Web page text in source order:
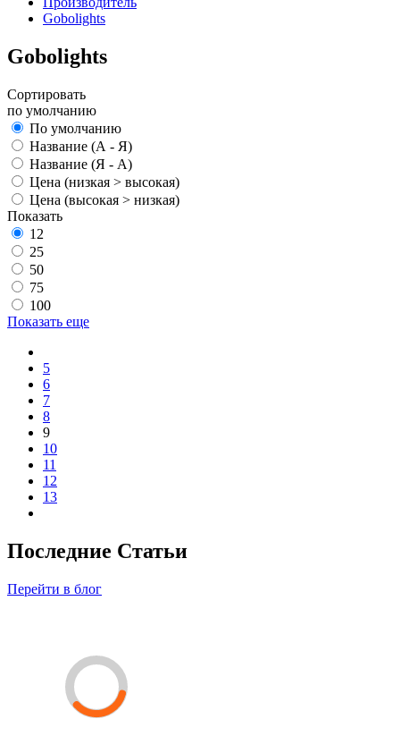
Gobolights
Gobolights
Сортировать
по умолчанию
По умолчанию
Название (А - Я)
Название (Я - А)
Цена (низкая > высокая)
Цена (высокая > низкая)
Показать
12
25
50
75
100
Показать еще
5
6
7
8
9
10
11
12
13
Последние Статьи
Перейти в блог